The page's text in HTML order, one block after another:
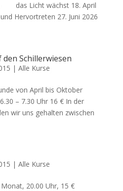
das Licht wächst 18. April
27. Juni 2026
Schillerwiesen
| Alle Kurse
von April bis Oktober
– 7.30 Uhr 16 € In der
wir uns gehalten zwischen
| Alle Kurse
20.00 Uhr, 15 €